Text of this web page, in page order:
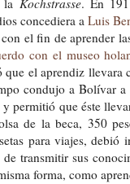
la Kochstrasse. En
concediera a Luis
el fin de aprender
con el museo
que el aprendiz
condujo a Bolívar a
y permitió que éste
de la beca, 350
para viajes,
transmitir sus
forma, como